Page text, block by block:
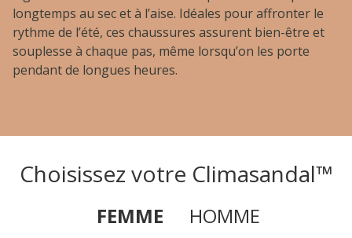
longtemps au sec et à l’aise. Idéales pour affronter le
rythme de l’été, ces chaussures assurent bien-être et
souplesse à chaque pas, même lorsqu’on les porte
pendant de longues heures.
Choisissez votre Climasandal™
FEMME HOMME